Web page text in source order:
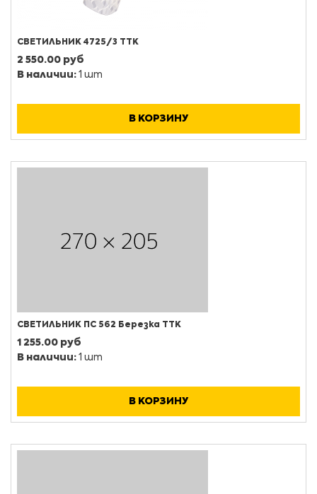
СВЕТИЛЬНИК 4725/3 ТТК
2 550.00 руб
В наличии: 1 шт
В КОРЗИНУ
СВЕТИЛЬНИК ПС 562 Березка ТТК
1 255.00 руб
В наличии: 1 шт
В КОРЗИНУ